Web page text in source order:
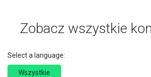
Zobacz wszystkie
Select a language:
Wszystkie